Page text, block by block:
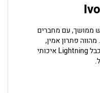
ממושך, עם מחברים
מהווה פתרון אמין,
משתלם ובטוח לכל מי שמחפש כבל Lightning איכותי